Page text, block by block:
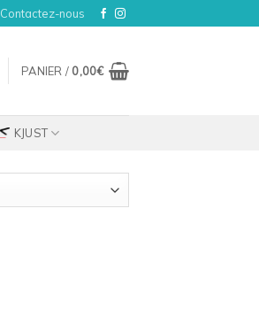
Contactez-nous
PANIER / 0,00€
KJUST